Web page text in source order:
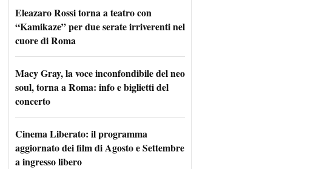
Eleazaro Rossi torna a teatro con
“Kamikaze” per due serate irriverenti nel
cuore di Roma
Macy Gray, la voce inconfondibile del neo
soul, torna a Roma: info e biglietti del
concerto
Cinema Liberato: il programma
aggiornato dei film di Agosto e Settembre
a ingresso libero